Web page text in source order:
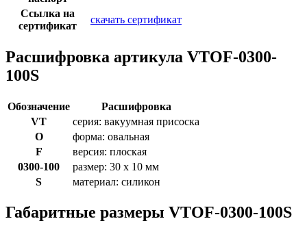
Ссылка на
сертификат
скачать сертификат
Расшифровка артикула VTOF-0300-
100S
Обозначение
Расшифровка
VT
серия: вакуумная присоска
O
форма: овальная
F
версия: плоская
0300-100
размер: 30 x 10 мм
S
материал: силикон
Габаритные размеры VTOF-0300-100S